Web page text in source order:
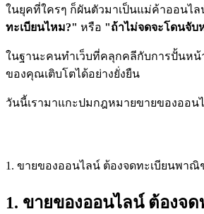
ในยุคที่ใครๆ ก็ผันตัวมาเป็นแม่ค้าออนไลน์
ทะเบียนไหม?" หรือ "ถ้าไม่จดจะโดนจับ
ในฐานะคนทำเว็บที่คลุกคลีกับการปั้นหน้
ของคุณเติบโตได้อย่างยั่งยืน
วันนี้เรามาแกะปมกฎหมายขายของออน
1. ขายของออนไลน์ ต้องจดทะเบียนพาณิ
1. ขายของออนไลน์ ต้องจ